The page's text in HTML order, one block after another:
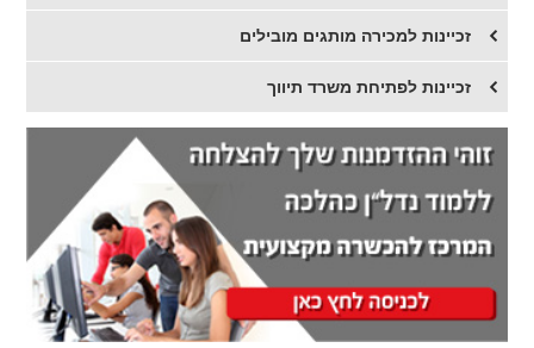
זכיינות למכירה מותגים מובילים
זכיינות לפתיחת משרד תיווך